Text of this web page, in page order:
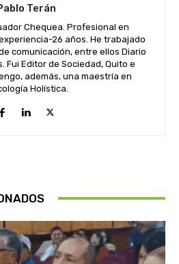
Terán
Chequea. Profesional en
26 años. He trabajado
comunicación, entre ellos Diario
Fui Editor de Sociedad, Quito e
además, una maestría en
Holística.